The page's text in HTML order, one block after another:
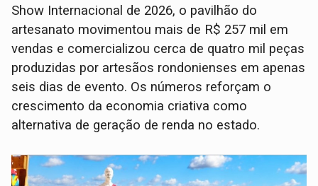
Show Internacional de 2026, o pavilhão do
artesanato movimentou mais de R$ 257 mil em
vendas e comercializou cerca de quatro mil peças
produzidas por artesãos rondonienses em apenas
seis dias de evento. Os números reforçam o
crescimento da economia criativa como
alternativa de geração de renda no estado.